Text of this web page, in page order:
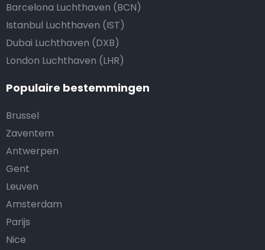
Barcelona Luchthaven (BCN)
Istanbul Luchthaven (IST)
Dubai Luchthaven (DXB)
London Luchthaven (LHR)
Populaire bestemmingen
Brussel
Zaventem
Antwerpen
Gent
Leuven
Amsterdam
Parijs
Nice